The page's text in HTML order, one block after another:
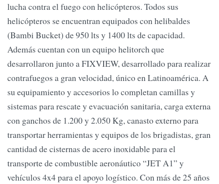
lucha contra el fuego con helicópteros. Todos sus
helicópteros se encuentran equipados con helibaldes
(Bambi Bucket) de 950 lts y 1400 lts de capacidad.
Además cuentan con un equipo helitorch que
desarrollaron junto a FIXVIEW, desarrollado para realizar
contrafuegos a gran velocidad, único en Latinoamérica. A
su equipamiento y accesorios lo completan camillas y
sistemas para rescate y evacuación sanitaria, carga externa
con ganchos de 1.200 y 2.050 Kg, canasto externo para
transportar herramientas y equipos de los brigadistas, gran
cantidad de cisternas de acero inoxidable para el
transporte de combustible aeronáutico “JET A1” y
vehículos 4x4 para el apoyo logístico. Con más de 25 años